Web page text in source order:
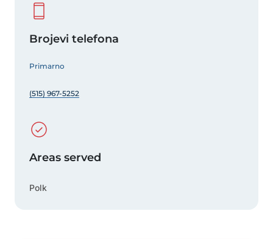
Brojevi telefona
Primarno
(515) 967-5252
Areas served
Polk